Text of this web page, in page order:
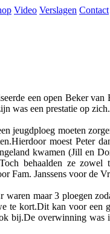
Video Verslagen Contact
een open Beker
was een prestatie op
jeugdploeg moeten
moest Peter
kwamen (Jill en
behaalden ze zowel
Fam. Janssens voor de
maar 3 ploegen
te kort.Dit kan voor een
bij.De overwinning was